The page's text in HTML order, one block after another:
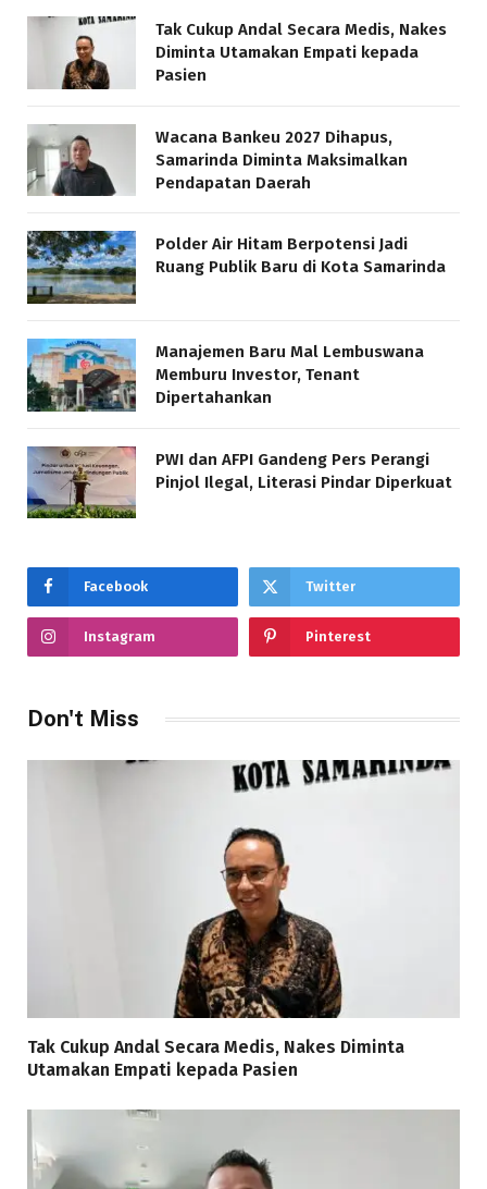
Tak Cukup Andal Secara Medis, Nakes
Diminta Utamakan Empati kepada
Pasien
Wacana Bankeu 2027 Dihapus,
Samarinda Diminta Maksimalkan
Pendapatan Daerah
Polder Air Hitam Berpotensi Jadi
Ruang Publik Baru di Kota Samarinda
Manajemen Baru Mal Lembuswana
Memburu Investor, Tenant
Dipertahankan
PWI dan AFPI Gandeng Pers Perangi
Pinjol Ilegal, Literasi Pindar Diperkuat
Facebook Twitter
Instagram Pinterest
Don't Miss
Tak Cukup Andal Secara Medis, Nakes Diminta
Utamakan Empati kepada Pasien